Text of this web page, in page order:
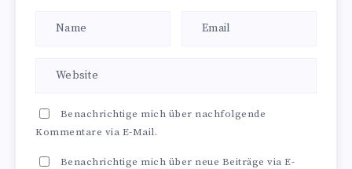
Benachrichtige mich über nachfolgende
Kommentare via E-Mail.
Benachrichtige mich über neue Beiträge via E-